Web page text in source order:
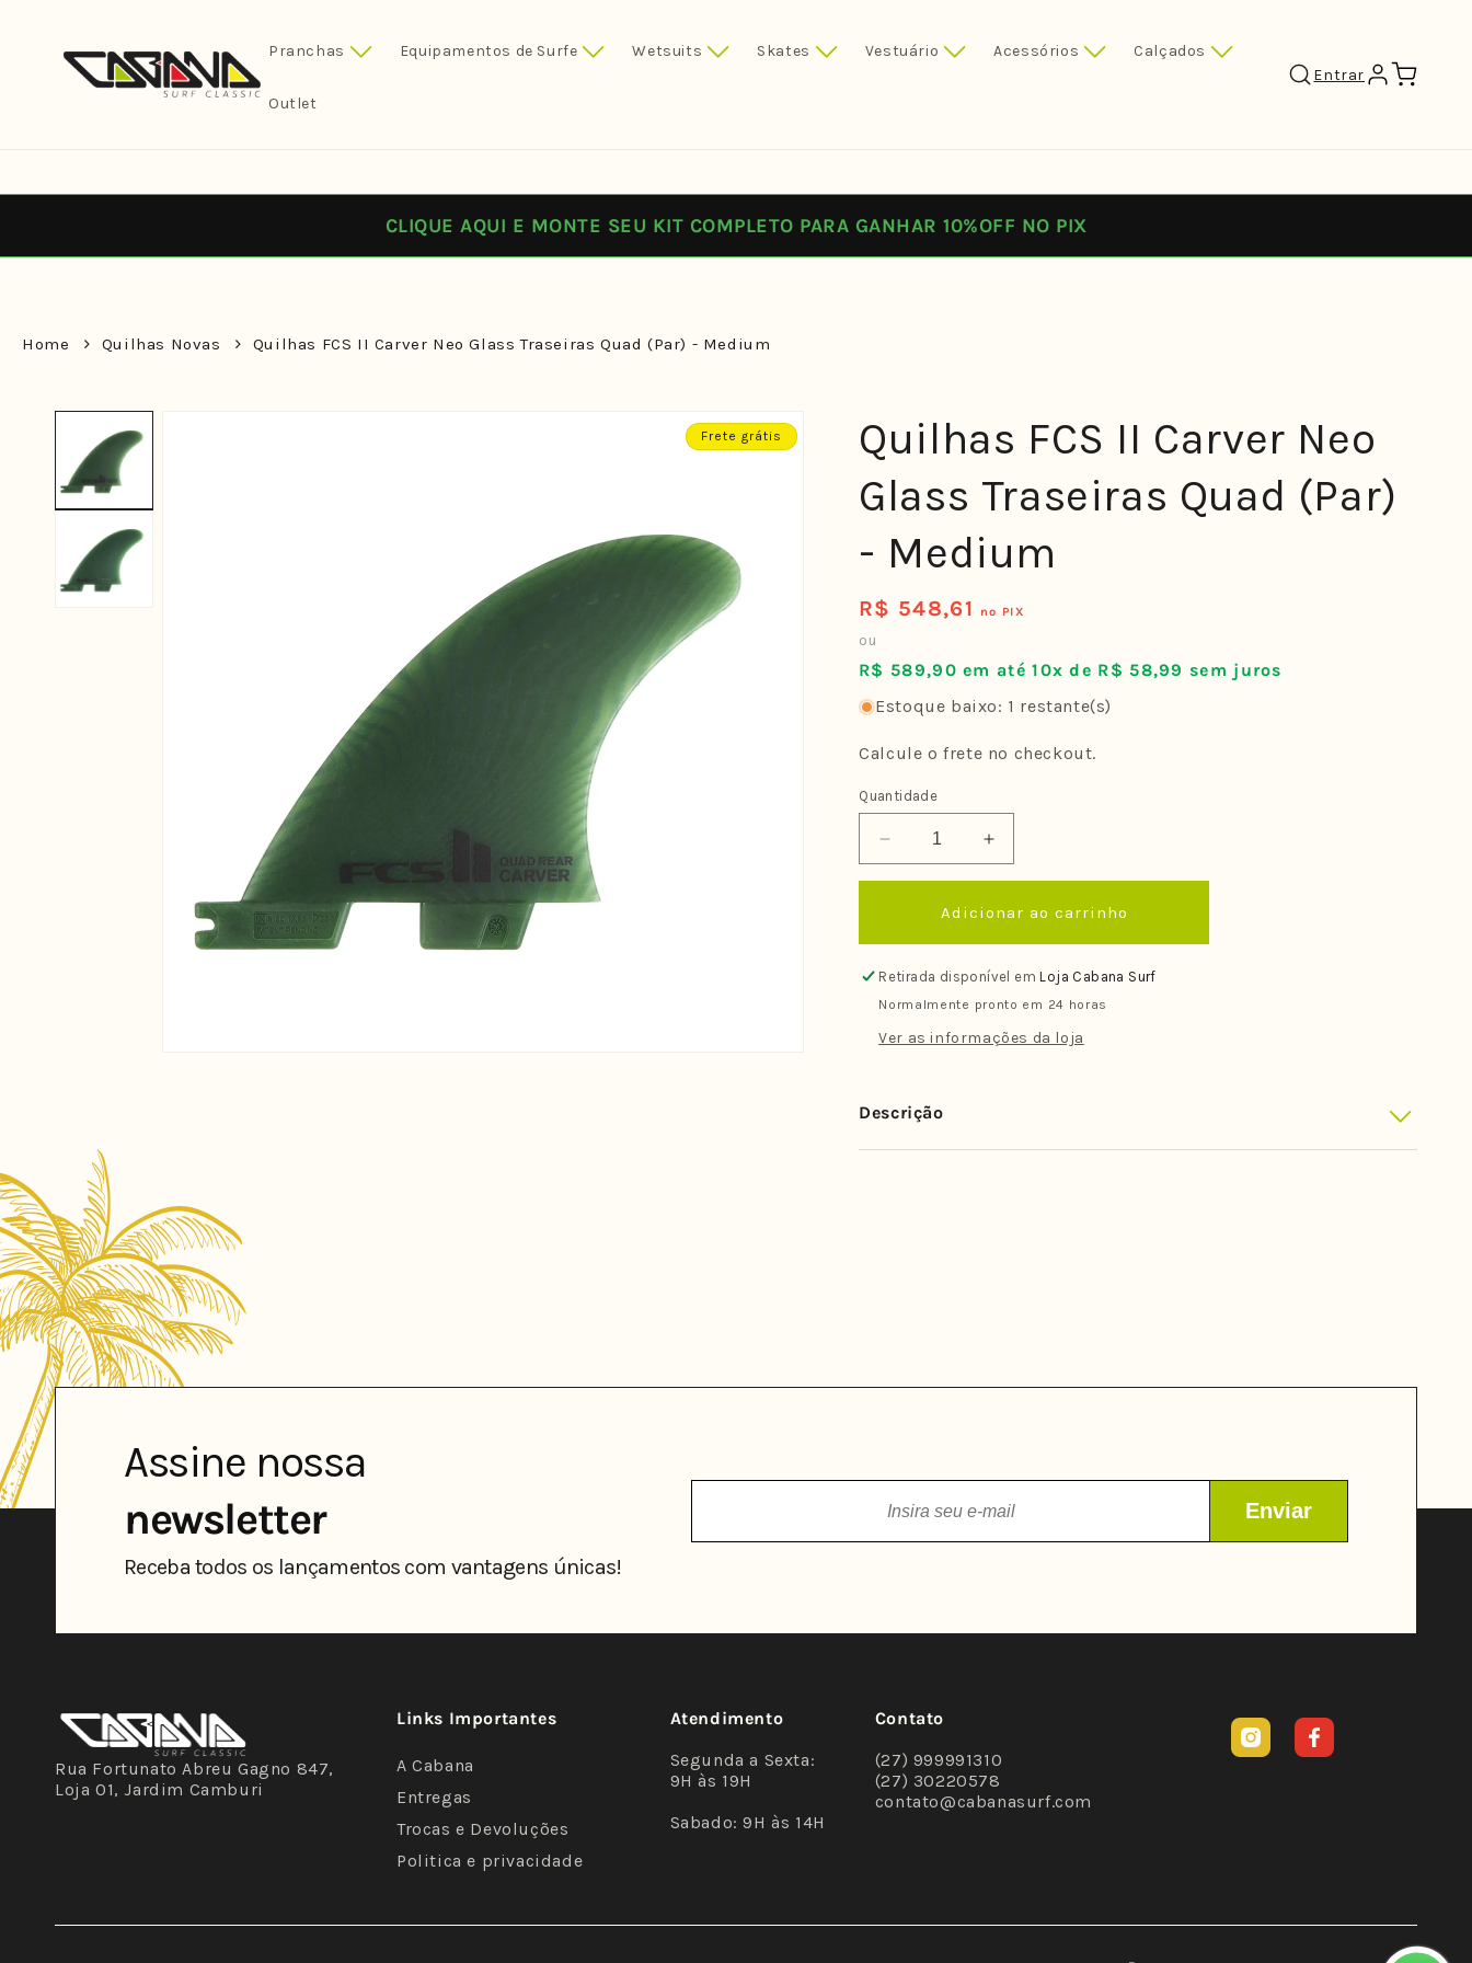
Pranchas Equipamentos de Surfe Wetsuits Skates Vestuário Acessórios Calçados
Outlet
Entrar Carrinho
CLIQUE AQUI E MONTE SEU KIT COMPLETO PARA GANHAR 10%OFF NO PIX
Home Quilhas Novas Quilhas FCS II Carver Neo Glass Traseiras Quad (Par) - Medium
Frete grátis
Quilhas FCS II Carver Neo
Glass Traseiras Quad (Par)
- Medium
Preço
normal
R$ 548,61 no PIX
ou
R$ 589,90 em até 10x de R$ 58,99 sem juros
Estoque baixo: 1 restante(s)
Calcule o frete no checkout.
Quantidade
Diminuir
a
Quilhas
II
Carver
Neo
Quad
(Par)
-
Aumentar
a
de
Quilhas
II
Carver
Neo
-
Adicionar ao carrinho
Retirada disponível emLoja Cabana Surf
Normalmente pronto em 24 horas
Ver as informações da loja
Descrição
Assine nossa
newsletter
Receba todos os lançamentos com vantagens únicas!
Rua Fortunato Abreu Gagno 847,
Loja 01, Jardim Camburi
Links Importantes
A Cabana
Entregas
Trocas e Devoluções
Politica e privacidade
Atendimento
Segunda a Sexta:
9H às 19H
Sabado: 9H às 14H
Contato
(27) 999991310
(27) 30220578
contato@cabanasurf.com
Facebook
Instagram